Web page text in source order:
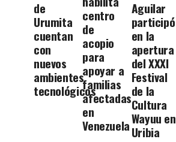
de
Urumita
cuentan
con
nuevos
ambientes
tecnológicos
centro
de
acopio
para
apoyar a
familias
afectadas
en
Venezuela
Aguilar
participó
en la
apertura
del XXXI
Festival
de la
Cultura
Wayuu en
Uribia